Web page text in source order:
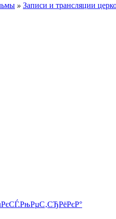
» Записи и трансляции